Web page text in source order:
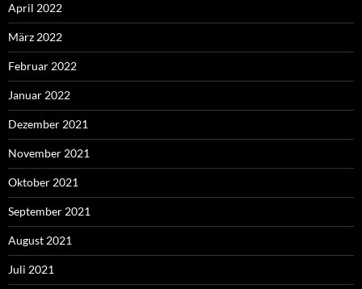
April 2022
März 2022
Februar 2022
Januar 2022
Dezember 2021
November 2021
Oktober 2021
September 2021
August 2021
Juli 2021